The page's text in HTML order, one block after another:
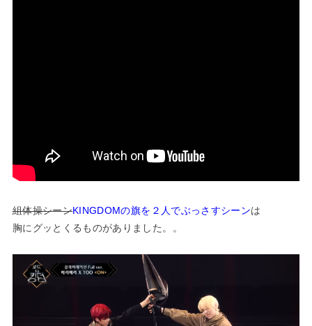
組体操シーンKINGDOMの旗を２人でぶっさすシーンは
胸にグッとくるものがありました。。